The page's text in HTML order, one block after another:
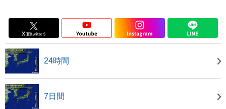
24時間
7日間